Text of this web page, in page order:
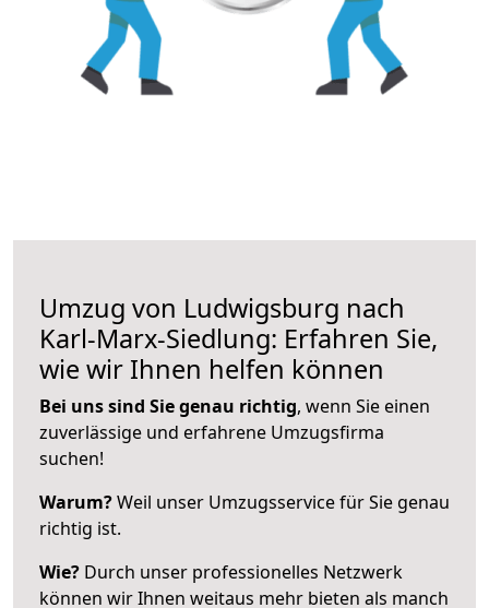
Umzug von Ludwigsburg nach
Karl-Marx-Siedlung: Erfahren Sie,
wie wir Ihnen helfen können
Bei uns sind Sie genau richtig, wenn Sie einen
zuverlässige und erfahrene Umzugsfirma
suchen!
Warum?Weil unser Umzugsservice für Sie genau
richtig ist.
Wie? Durch unser professionelles Netzwerk
können wir Ihnen weitaus mehr bieten als manch